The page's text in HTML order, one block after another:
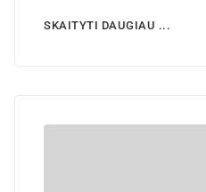
SKAITYTI DAUGIAU ...